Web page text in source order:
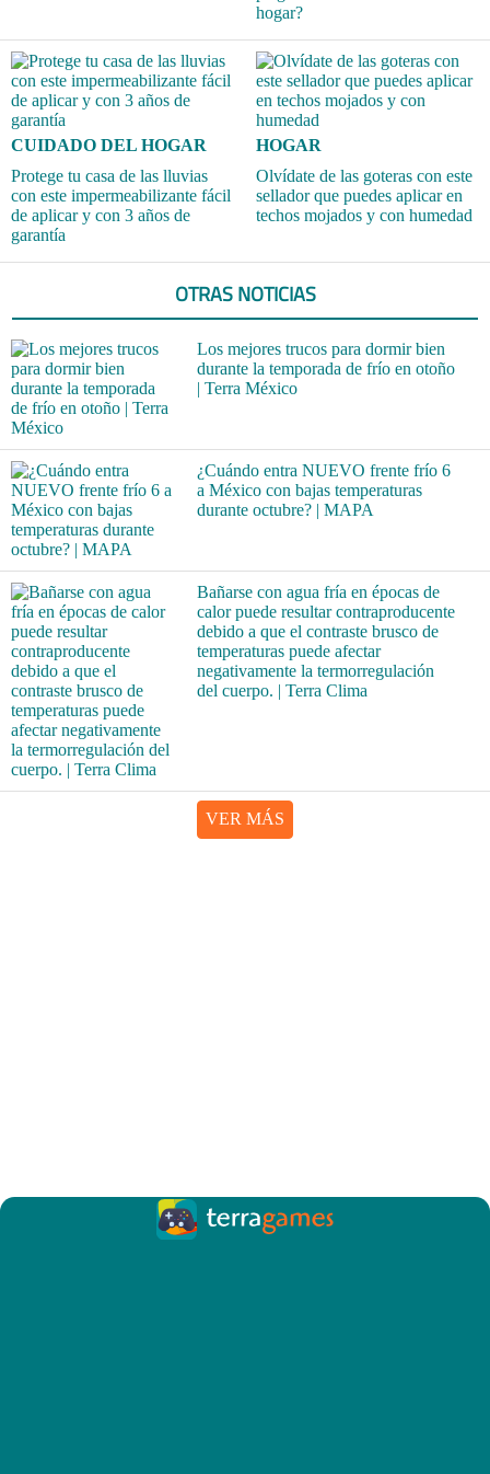
hogar?
CUIDADO DEL HOGAR
Protege tu casa de las lluvias
con este impermeabilizante fácil
de aplicar y con 3 años de
garantía
HOGAR
Olvídate de las goteras con este
sellador que puedes aplicar en
techos mojados y con humedad
OTRAS NOTICIAS
Los mejores trucos para dormir bien
durante la temporada de frío en otoño
| Terra México
¿Cuándo entra NUEVO frente frío 6
a México con bajas temperaturas
durante octubre? | MAPA
Bañarse con agua fría en épocas de
calor puede resultar contraproducente
debido a que el contraste brusco de
temperaturas puede afectar
negativamente la termorregulación
del cuerpo. | Terra Clima
VER MÁS